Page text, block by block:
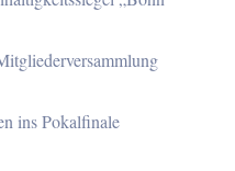
ins Pokalfinale